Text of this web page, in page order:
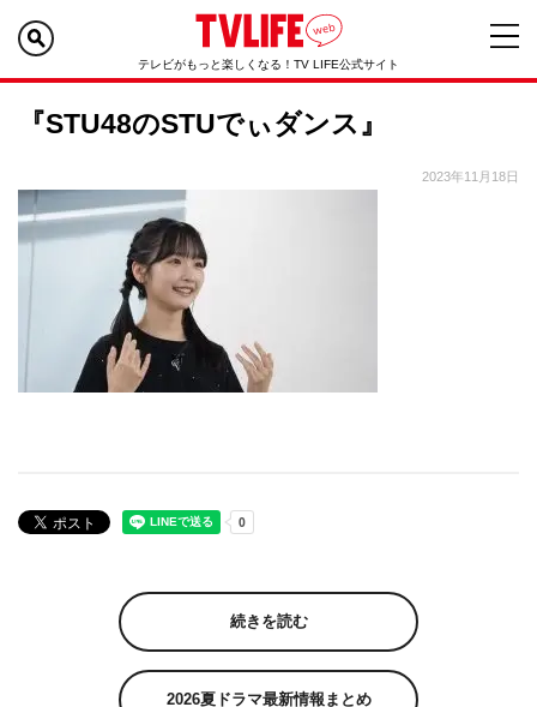
テレビがもっと楽しくなる！TV LIFE公式サイト
『STU48のSTUでぃダンス』
2023年11月18日
続きを読む
2026夏ドラマ最新情報まとめ